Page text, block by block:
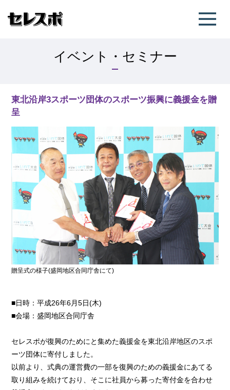
イベント・セミナー
東北沿岸3スポーツ団体のスポーツ振興に義援金を贈
呈
贈呈式の様子(盛岡地区合同庁舎にて)
■日時：平成26年6月5日(木)
■会場：盛岡地区合同庁舎
セレスポが復興のためにと集めた義援金を東北沿岸地区のスポ
ーツ団体に寄付しました。
以前より、式典の運営費の一部を復興のための義援金にあてる
取り組みを続けており、そこに社員から募った寄付金を合わせ